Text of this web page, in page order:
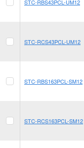
STC-RBS43PCL-UM12
STC-RCS43PCL-UM12
STC-RBS163PCL-SM12
STC-RCS163PCL-SM12